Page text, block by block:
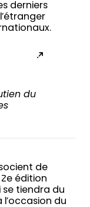
derniers
du
de
édition
se tiendra du
l’occasion du